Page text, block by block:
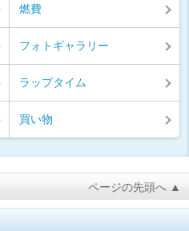
燃費
フォトギャラリー
ラップタイム
買い物
ページの先頭へ ▲